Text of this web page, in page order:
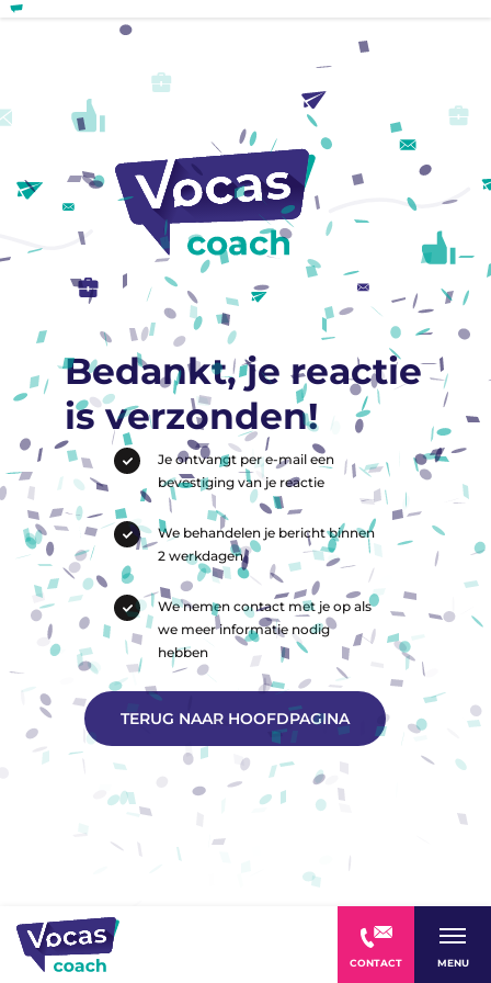
Bedankt, je reactie
is verzonden!
Je ontvangt per e-mail een
bevestiging van je reactie
We behandelen je bericht binnen
2 werkdagen
We nemen contact met je op als
we meer informatie nodig
hebben
TERUG NAAR HOOFDPAGINA
CONTACT MENU